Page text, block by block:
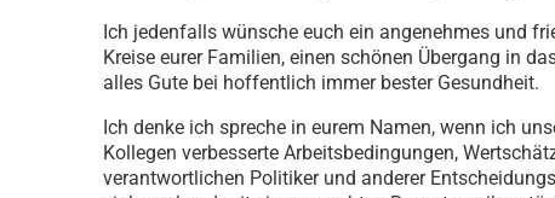
Ich jedenfalls wünsche euch ein angenehmes und
Kreise eurer Familien, einen schönen Übergang in
alles Gute bei hoffentlich immer bester Gesundheit.
Ich denke ich spreche in eurem Namen, wenn ich
Kollegen verbesserte Arbeitsbedingungen,
verantwortlichen Politiker und anderer